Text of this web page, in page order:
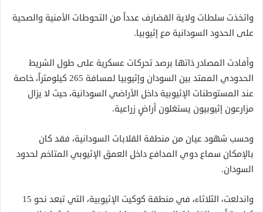
واتخذت سلطات ولاية القضارف عدداً من التحوطات الأمنية والصحية
على الحدود السودانية مع إثيوبيا.
وأفادت المصادر ذاتها برصد تحركات عسكرية على طول الشريط
الحدودي الممتد بين السودان وإثيوبيا لمسافة 265 كيلومتراً، خاصة
عند المستوطنات الإثيوبية داخل الأراضي السودانية، حيث لا يزال
مزارعون إثيوبيون يستغلون أراضٍ زراعية.
وحسب شهود عيان من منطقة القلابات السودانية، فقد كان
بالإمكان سماع دوي المدافع داخل العمق الإثيوبي المتاخم لحدود
السودان.
واندلعت، الثلاثاء، في منطقة كوكيت الإثيوبية، التي تبعد نحو 15